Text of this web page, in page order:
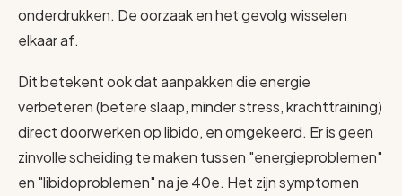
onderdrukken. De oorzaak en het gevolg wisselen
elkaar af.
Dit betekent ook dat aanpakken die energie
verbeteren (betere slaap, minder stress, krachttraining)
direct doorwerken op libido, en omgekeerd. Er is geen
zinvolle scheiding te maken tussen "energieproblemen"
en "libidoproblemen" na je 40e. Het zijn symptomen